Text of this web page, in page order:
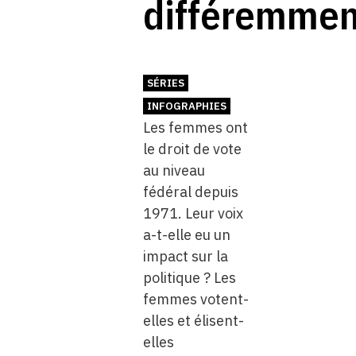
SÉRIES
INFOGRAPHIES
Les femmes ont
le droit de vote
au niveau
fédéral depuis
1971. Leur voix
a-t-elle eu un
impact sur la
politique ? Les
femmes votent-
elles et élisent-
elles